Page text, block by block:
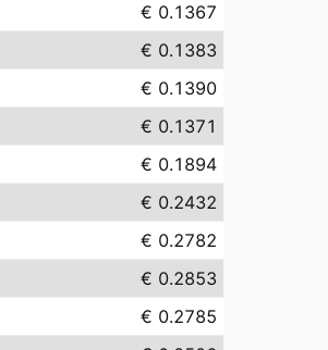
€ 0.1367
€ 0.1383
€ 0.1390
€ 0.1371
€ 0.1894
€ 0.2432
€ 0.2782
€ 0.2853
€ 0.2785